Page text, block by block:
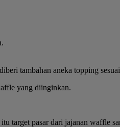
tambahan aneka topping
yang diinginkan.
target pasar dari jajanan waffle